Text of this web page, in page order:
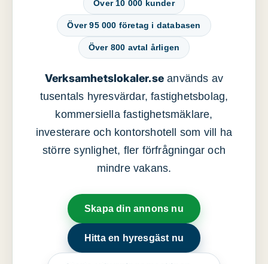
Över 10 000 kunder
Över 95 000 företag i databasen
Över 800 avtal årligen
Verksamhetslokaler.se används av
tusentals hyresvärdar, fastighetsbolag,
kommersiella fastighetsmäklare,
investerare och kontorshotell som vill ha
större synlighet, fler förfrågningar och
mindre vakans.
Skapa din annons nu
Hitta en hyresgäst nu